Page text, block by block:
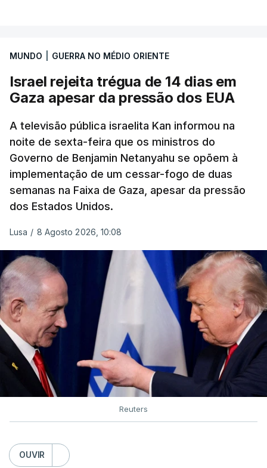
MUNDO GUERRA NO MÉDIO ORIENTE
Israel rejeita trégua de 14 dias em
Gaza apesar da pressão dos EUA
A televisão pública israelita Kan informou na
noite de sexta-feira que os ministros do
Governo de Benjamin Netanyahu se opõem à
implementação de um cessar-fogo de duas
semanas na Faixa de Gaza, apesar da pressão
dos Estados Unidos.
Lusa / 8 Agosto 2026, 10:08
Reuters
OUVIR